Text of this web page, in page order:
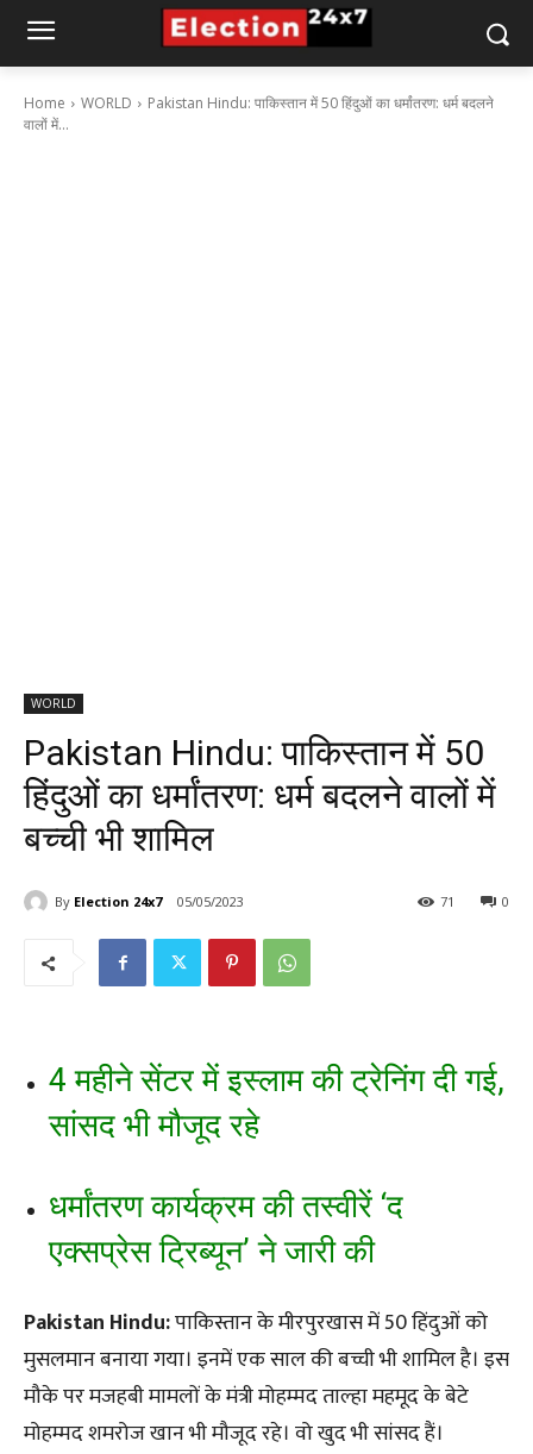
Home WORLD
Pakistan Hindu: पाकिस्तान में 50 हिंदुओं का धर्मांतरण: धर्म बदलने
वालों में...
WORLD
Pakistan Hindu: पाकिस्तान में 50
हिंदुओं का धर्मांतरण: धर्म बदलने वालों में
बच्ची भी शामिल
By Election 24x7 05/05/2023 0
71
4 महीने सेंटर में इस्लाम की ट्रेनिंग दी गई,
सांसद भी मौजूद रहे
धर्मांतरण कार्यक्रम की तस्वीरें ‘द
एक्सप्रेस ट्रिब्यून’ ने जारी की
Pakistan Hindu:पाकिस्तान के मीरपुरखास में 50 हिंदुओं को
मुसलमान बनाया गया। इनमें एक साल की बच्ची भी शामिल है। इस
मौके पर मजहबी मामलों के मंत्री मोहम्मद ताल्हा महमूद के बेटे
मोहम्मद शमरोज खान भी मौजूद रहे। वो खुद भी सांसद हैं।